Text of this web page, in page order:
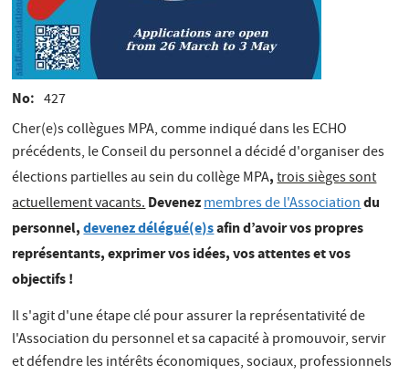
No
427
Cher(e)s collègues MPA, comme indiqué dans les ECHO
précédents, le Conseil du personnel a décidé d'organiser des
élections partielles au sein du collège MPA,trois sièges sont
actuellement vacants.Devenezmembres de l'Associationdu
personnel,devenez délégué(e)safin d’avoir vos propres
représentants, exprimer vos idées, vos attentes et vos
objectifs !
Il s'agit d'une étape clé pour assurer la représentativité de
l'Association du personnel et sa capacité à promouvoir, servir
et défendre les intérêts économiques, sociaux, professionnels